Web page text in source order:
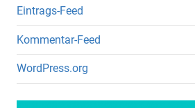
Eintrags-Feed
Kommentar-Feed
WordPress.org